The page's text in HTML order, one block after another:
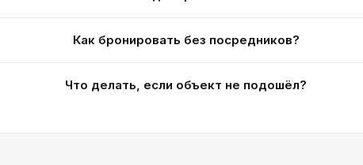
Как бронировать без посредников?
Что делать, если объект не подошёл?